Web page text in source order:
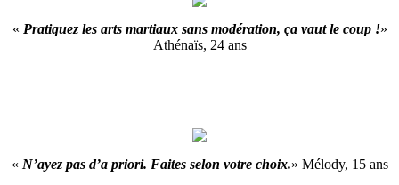
« Pratiquez les arts martiaux sans modération, ça vaut le coup !»
Athénaïs, 24 ans
« N’ayez pas d’a priori. Faites selon votre choix.» Mélody, 15 ans